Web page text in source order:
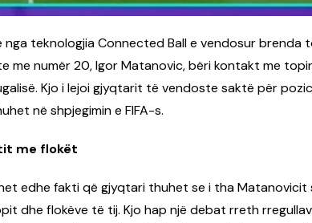
nga teknologjia Connected Ball e vendosur brenda
me numër 20, Igor Matanovic, bëri kontakt me
Kjo i lejoi gjyqtarit të vendoste saktë për
në shpjegimin e FIFA-s.
me flokët
edhe fakti që gjyqtari thuhet se i tha Matanovicit
dhe flokëve të tij. Kjo hap një debat rreth